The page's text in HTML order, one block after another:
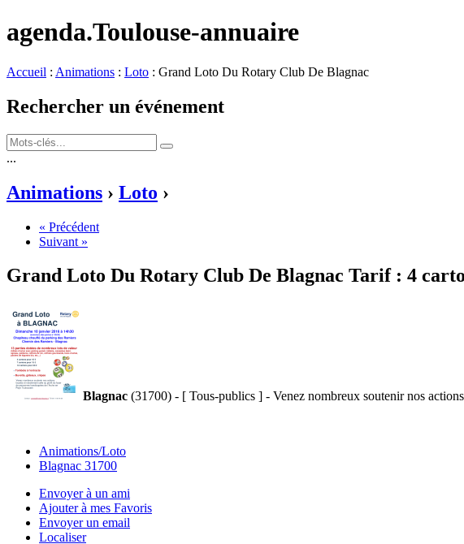
agenda.Toulouse-annuaire
Accueil : Animations : Loto : Grand Loto Du Rotary Club De Blagnac
Rechercher un événement
...
Animations › Loto ›
« Précédent
Suivant »
Grand Loto Du Rotary Club De Blagnac Tarif : 4
Blagnac (31700) - [ Tous-publics ] - Venez nombreux soutenir nos
Animations/Loto
Blagnac 31700
Envoyer à un ami
Ajouter à mes Favoris
Envoyer un email
Localiser